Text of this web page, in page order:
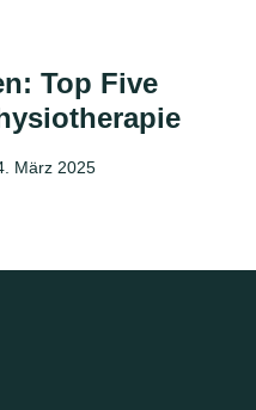
Top Five
März 2025